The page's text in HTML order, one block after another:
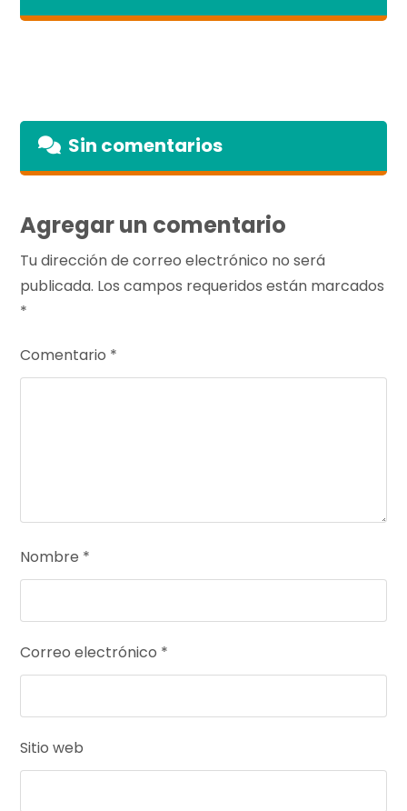
Sin comentarios
Agregar un comentario
Tu dirección de correo electrónico no será
publicada. Los campos requeridos están marcados
*
Comentario *
Nombre *
Correo electrónico *
Sitio web